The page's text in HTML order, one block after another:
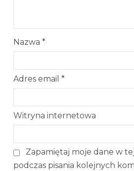
Nazwa *
Adres email *
Witryna internetowa
Zapamiętaj moje dane w
podczas pisania kolejnych